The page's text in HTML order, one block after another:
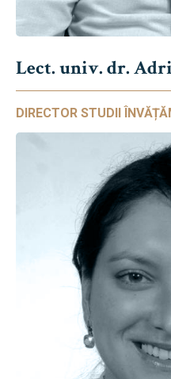
Lect. univ. dr.
DIRECTOR STUDII